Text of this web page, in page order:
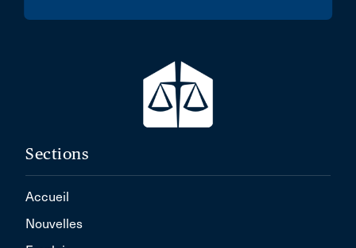
Sections
Accueil
Nouvelles